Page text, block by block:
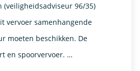
(veiligheidsadviseur 96/35)
vervoer samenhangende
moeten beschikken. De
en spoorvervoer. …